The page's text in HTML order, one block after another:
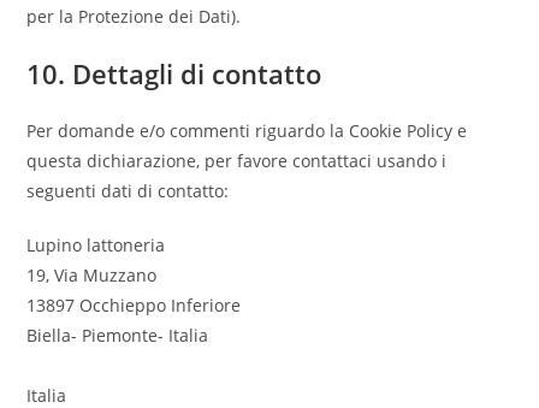
per la Protezione dei Dati).
10. Dettagli di contatto
Per domande e/o commenti riguardo la Cookie Policy e
questa dichiarazione, per favore contattaci usando i
seguenti dati di contatto:
Lupino lattoneria
19, Via Muzzano
13897 Occhieppo Inferiore
Biella- Piemonte- Italia
Italia